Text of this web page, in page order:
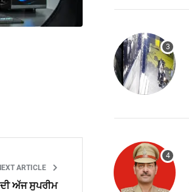
ARTICLE
ਅੱਜ ਸੁਪਰੀਮ